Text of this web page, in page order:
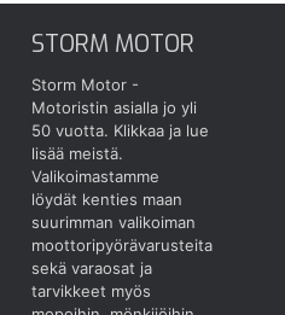
STORM MOTOR
Storm Motor -
Motoristin asialla jo yli
50 vuotta. Klikkaa ja lue
lisää meistä.
Valikoimastamme
löydät kenties maan
suurimman valikoiman
moottoripyörävarusteita
sekä varaosat ja
tarvikkeet myös